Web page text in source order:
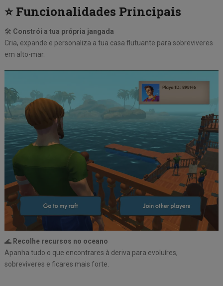
⭐ Funcionalidades Principais
🛠 Constrói a tua própria jangada
Cria, expande e personaliza a tua casa flutuante para sobreviveres
em alto-mar.
🌊 Recolhe recursos no oceano
Apanha tudo o que encontrares à deriva para evoluíres,
sobreviveres e ficares mais forte.